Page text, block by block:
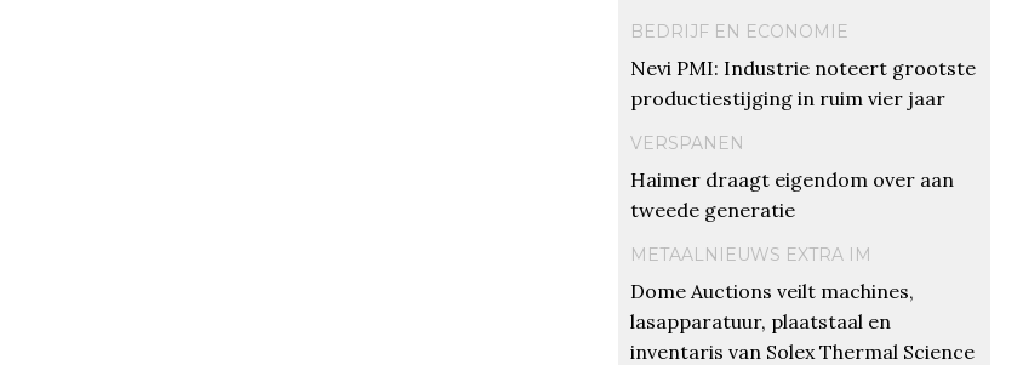
BEDRIJF EN ECONOMIE
Nevi PMI: Industrie noteert grootste
productiestijging in ruim vier jaar
VERSPANEN
Haimer draagt eigendom over aan
tweede generatie
METAALNIEUWS EXTRA IM
Dome Auctions veilt machines,
lasapparatuur, plaatstaal en
inventaris van Solex Thermal Science